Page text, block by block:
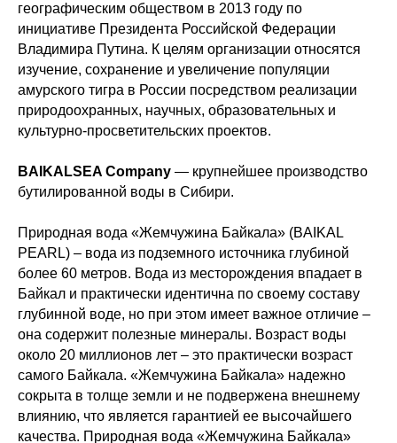
географическим обществом в 2013 году по
инициативе Президента Российской Федерации
Владимира Путина. К целям организации относятся
изучение, сохранение и увеличение популяции
амурского тигра в России посредством реализации
природоохранных, научных, образовательных и
культурно-просветительских проектов.
BAIKALSEA Company — крупнейшее производство
бутилированной воды в Сибири.
Природная вода «Жемчужина Байкала» (BAIKAL
PEARL) – вода из подземного источника глубиной
более 60 метров. Вода из месторождения впадает в
Байкал и практически идентична по своему составу
глубинной воде, но при этом имеет важное отличие –
она содержит полезные минералы. Возраст воды
около 20 миллионов лет – это практически возраст
самого Байкала. «Жемчужина Байкала» надежно
сокрыта в толще земли и не подвержена внешнему
влиянию, что является гарантией ее высочайшего
качества. Природная вода «Жемчужина Байкала»